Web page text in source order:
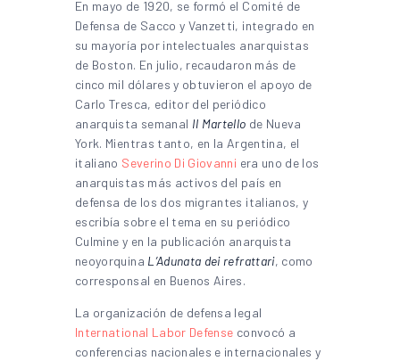
En mayo de 1920, se formó el Comité de
Defensa de Sacco y Vanzetti, integrado en
su mayoría por intelectuales anarquistas
de Boston. En julio, recaudaron más de
cinco mil dólares y obtuvieron el apoyo de
Carlo Tresca, editor del periódico
anarquista semanal Il Martello de Nueva
York. Mientras tanto, en la Argentina, el
italiano Severino Di Giovanni era uno de los
anarquistas más activos del país en
defensa de los dos migrantes italianos, y
escribía sobre el tema en su periódico
Culmine y en la publicación anarquista
neoyorquina L’Adunata dei refrattari, como
corresponsal en Buenos Aires.
La organización de defensa legal
International Labor Defense convocó a
conferencias nacionales e internacionales y